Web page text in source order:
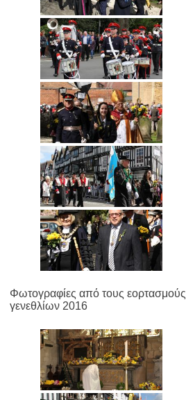
Φωτογραφίες από τους εορτασμούς
γενεθλίων 2016